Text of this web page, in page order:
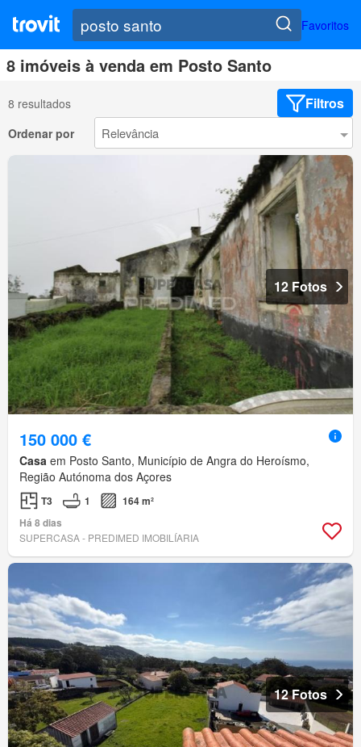
Favoritos
8 imóveis à venda em Posto Santo
8 resultados Filtros
Ordenar por
12 Fotos
150 000 €
Casa em Posto Santo, Município de Angra do Heroísmo,
Região Autónoma dos Açores
T3 1
164 m²
Há 8 dias
SUPERCASA - PREDIMED IMOBILÍARIA
12 Fotos